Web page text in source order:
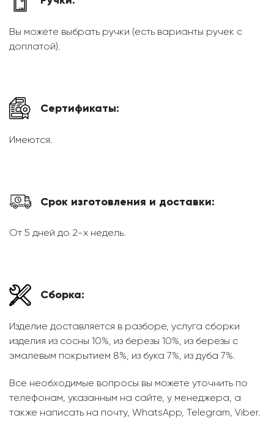
Вы можете выбрать ручки (есть варианты ручек с
доплатой).
Сертификаты:
Имеются.
Срок изготовления и доставки:
От 5 дней до 2-х недель.
Сборка:
Изделие доставляется в разборе, услуга сборки
изделия из сосны 10%, из березы 10%, из березы с
эмалевым покрытием 8%, из бука 7%, из дуба 7%.
Все необходимые вопросы вы можете уточнить по
телефонам, указанным на сайте, у менеджера, а
также написать на почту, WhatsApp, Telegram, Viber.